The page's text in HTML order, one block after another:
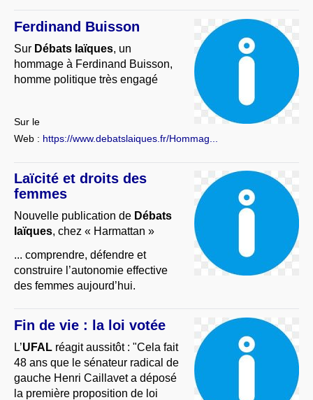
Ferdinand Buisson
Sur Débats laïques, un
hommage à Ferdinand Buisson,
homme politique très engagé
Sur le
Web : https://www.debatslaiques.fr/Hommag...
Laïcité et droits des
femmes
Nouvelle publication de Débats
laïques, chez « Harmattan »
... comprendre, défendre et
construire l’autonomie effective
des femmes aujourd’hui.
Fin de vie : la loi votée
L’UFAL réagit aussitôt : "Cela fait
48 ans que le sénateur radical de
gauche Henri Caillavet a déposé
la première proposition de loi